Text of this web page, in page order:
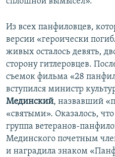
Из всех панфиловцев,
версии «героически
живых осталось девять,
сторону гитлеровцев.
съемок фильма «28
вступился министр
Мединский, назвавший
«святыми». Оказалось,
группа ветеранов-
Мединского почетным
и наградила знаком